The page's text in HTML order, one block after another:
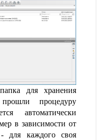
для хранения
процедуру
автоматически
в зависимости от
для каждого своя